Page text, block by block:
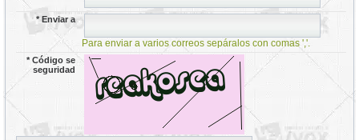
*Enviar a
Para enviar a varios correos sepáralos con comas ','.
*Código se
seguridad